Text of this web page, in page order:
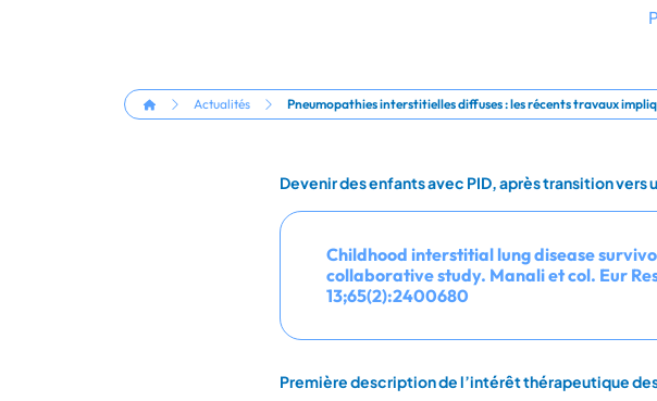
Actualités Pneumopathies interstitielles diffuses : les récents travaux
Devenir des enfants avec PID, après transition vers
Childhood interstitial lung disease
collaborative study. Manali et col. Eur
13;65(2):2400680
Première description de l’intérêt thérapeutique